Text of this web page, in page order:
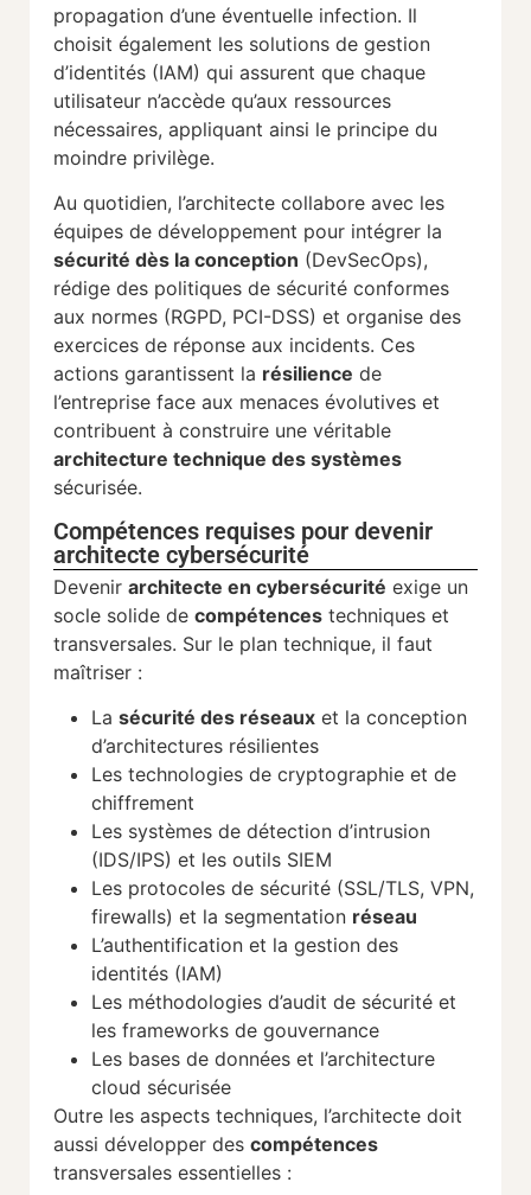
propagation d’une éventuelle infection. Il
choisit également les solutions de gestion
d’identités (IAM) qui assurent que chaque
utilisateur n’accède qu’aux ressources
nécessaires, appliquant ainsi le principe du
moindre privilège.
Au quotidien, l’architecte collabore avec les
équipes de développement pour intégrer la
sécurité dès la conception (DevSecOps),
rédige des politiques de sécurité conformes
aux normes (RGPD, PCI-DSS) et organise des
exercices de réponse aux incidents. Ces
actions garantissent la résilience de
l’entreprise face aux menaces évolutives et
contribuent à construire une véritable
architecture technique des systèmes
sécurisée.
Compétences requises pour devenir
architecte cybersécurité
Devenir architecte en cybersécurité exige un
socle solide de compétences techniques et
transversales. Sur le plan technique, il faut
maîtriser :
La sécurité des réseaux et la conception
d’architectures résilientes
Les technologies de cryptographie et de
chiffrement
Les systèmes de détection d’intrusion
(IDS/IPS) et les outils SIEM
Les protocoles de sécurité (SSL/TLS, VPN,
firewalls) et la segmentation réseau
L’authentification et la gestion des
identités (IAM)
Les méthodologies d’audit de sécurité et
les frameworks de gouvernance
Les bases de données et l’architecture
cloud sécurisée
Outre les aspects techniques, l’architecte doit
aussi développer des compétences
transversales essentielles :